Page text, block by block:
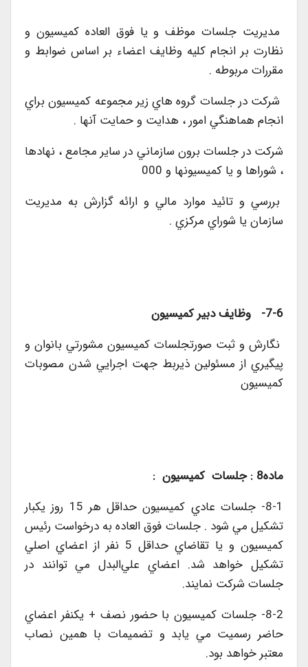
مديريت جلسات موظف و يا فوق العاده كميسيون و
نظارت بر انجام كليه وظايف اعضاء بر اساس ضوابط و
مقررات مربوطه .
شركت در جلسات گروه هاي زير مجموعه كميسيون براي
انجام هماهنگي امور ، هدايت و حمايت آنها .
شركت در جلسات برون سازماني در ساير مجامع ، نهادها
، شوراها و يا كميسيونها و 000
بررسي و تائيد موارد مالي و ارائه گزارش به مديريت
سازمان يا شوراي مركزي .
7-6- وظايف دبير كميسيون
نگارش و ثبت صورتجلسات كميسيون مشورتي بانوان و
پيگيري از مسئولين ذيربط جهت اجرايي شدن مصوبات
كميسيون
ماده8 : جلسات كميسيون :
8-1- جلسات عادي كميسيون حداقل هر 15 روز يكبار
تشكيل مي شود . جلسات فوق العاده به درخواست رئيس
كميسيون و يا تقاضاي حداقل 5 نفر از اعضاي اصلي
تشكيل خواهد شد. اعضاي علي‌البدل مي توانند در
جلسات شركت نمايند.
8-2- جلسات كميسيون با حضور نصف + يكنفر اعضاي
حاضر رسميت مي يابد و تضميمات با همين نصاب
معتبر خواهد بود.